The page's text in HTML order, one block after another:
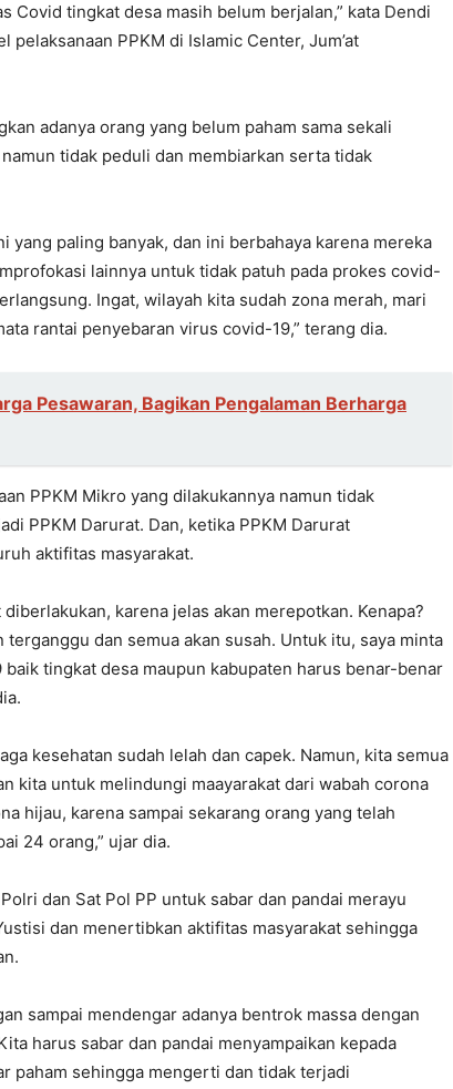
Covid tingkat desa masih belum berjalan,” kata Dendi
PPKM di Islamic Center, Jum’at
adanya orang yang belum paham sama sekali
tidak peduli dan membiarkan serta tidak
yang paling banyak, dan ini berbahaya karena mereka
lainnya untuk tidak patuh pada prokes covid-
Ingat, wilayah kita sudah zona merah, mari
rantai penyebaran virus covid-19,” terang dia.
Pesawaran, Bagikan Pengalaman Berharga
PPKM Mikro yang dilakukannya namun tidak
PPKM Darurat. Dan, ketika PPKM Darurat
aktifitas masyarakat.
karena jelas akan merepotkan. Kenapa?
dan semua akan susah. Untuk itu, saya minta
tingkat desa maupun kabupaten harus benar-benar
kesehatan sudah lelah dan capek. Namun, kita semua
kita untuk melindungi maayarakat dari wabah corona
hijau, karena sampai sekarang orang yang telah
24 orang,” ujar dia.
dan Sat Pol PP untuk sabar dan pandai merayu
dan menertibkan aktifitas masyarakat sehingga
sampai mendengar adanya bentrok massa dengan
harus sabar dan pandai menyampaikan kepada
paham sehingga mengerti dan tidak terjadi